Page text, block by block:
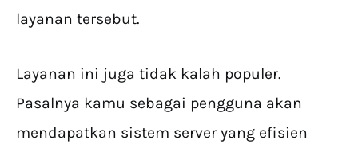
layanan tersebut.
Layanan ini juga tidak kalah populer.
Pasalnya kamu sebagai pengguna akan
mendapatkan sistem server yang efisien